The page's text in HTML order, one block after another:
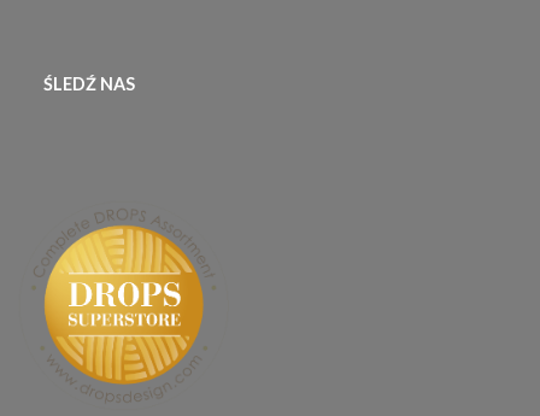
ŚLEDŹ NAS